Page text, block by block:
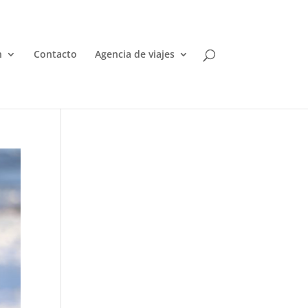
Contacto Agencia de viajes